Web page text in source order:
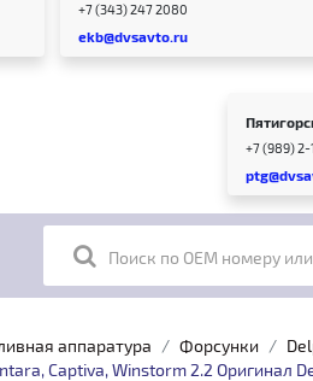
+7 (343) 247 2080
ekb@dvsavto.ru
+7 (989) 2-
Поиск по OEM номеру
аппаратура Форсунки
Captiva, Winstorm 2.2 Оригинал